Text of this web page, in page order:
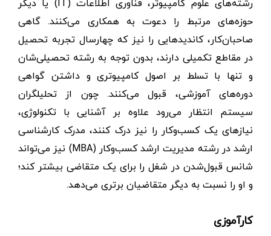
حوزه‌های مرتبط را دعوت به همکاری می‌کنند. گاهی
صاحبان‌کار، کاندیدهایی را نیز که چهارسال تجربه تحصیل
در مقاطع تکمیلی دارند، بدون توجه به رشته تحصیلی‌شان
و تنها با تسلط بر اصول کامپیوتری و داشتن گواهی
دوره‌های آموزشی، قبول می‌کنند. چون از تحلیلگران
سیستم انتظار می‌رود علاوه بر آشنایی با تکنولوژی،
نیازهای یک کسب‌و‌کار را نیز درک کنند، مدرک کارشناسی
ارشد در رشته مدیریت ارشد کسب‌و‌کار (MBA) نیز می‌تواند
شانس قبول‌شدن در شغل را برای یک متقاضی بیشتر کند؛
و او را نسبت به دیگر متقاضیان برتری می‌دهد.
کارآموزی